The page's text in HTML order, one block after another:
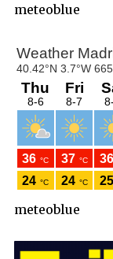
meteoblue
meteoblue